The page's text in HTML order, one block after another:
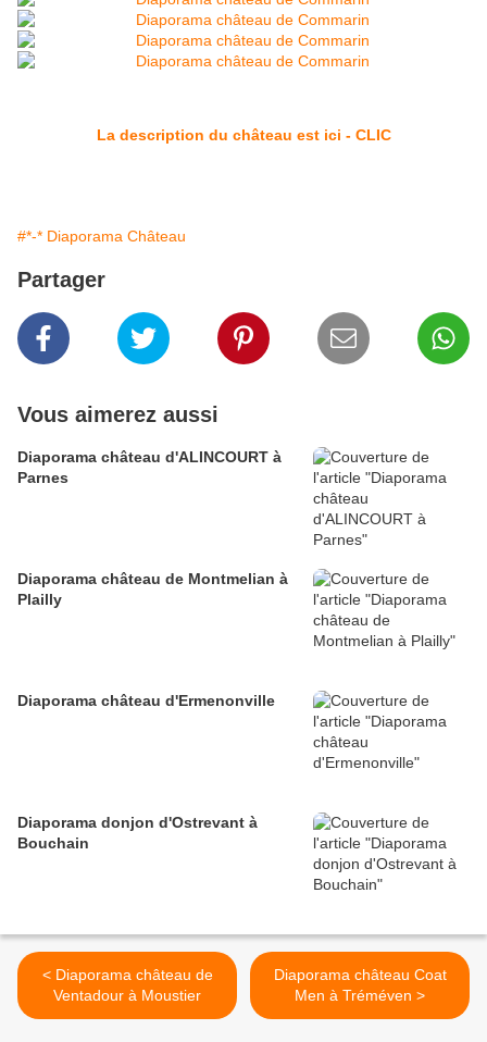
La description du château est ici - CLIC
#*-* Diaporama Château
Partager
Vous aimerez aussi
Diaporama château d'ALINCOURT à
Parnes
Diaporama château de Montmelian à
Plailly
Diaporama château d'Ermenonville
Diaporama donjon d'Ostrevant à
Bouchain
< Diaporama château de
Ventadour à Moustier
Diaporama château Coat
Men à Tréméven >